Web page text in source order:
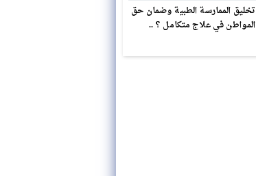
تخليق الممارسة الطبية وضمان حق
المواطن في علاج متكامل ؟ ..